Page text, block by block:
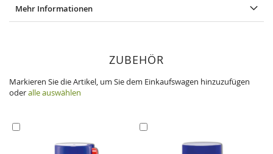
Mehr Informationen
ZUBEHÖR
Markieren Sie die Artikel, um Sie dem Einkaufswagen hinzuzufügen
oderalle auswählen
Einkaufswagen
Einkaufswagen